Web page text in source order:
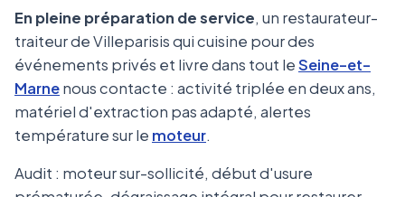
En pleine préparation de service, un restaurateur-
traiteur de Villeparisis qui cuisine pour des
événements privés et livre dans tout leSeine-et-
Marnenous contacte : activité triplée en deux ans,
matériel d'extraction pas adapté, alertes
température sur le moteur.
Audit : moteur sur-sollicité, début d'usure